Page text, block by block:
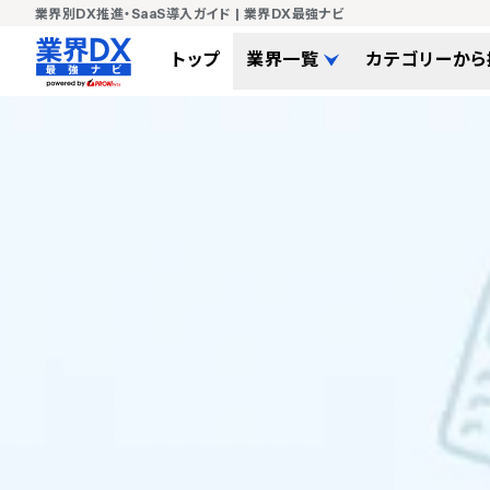
業界別DX推進・SaaS導入ガイド | 業界DX最強ナビ
トップ 業界一覧 カテゴリーか